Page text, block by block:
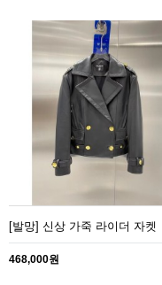
[발망] 신상 가죽 라이더 자켓
468,000원